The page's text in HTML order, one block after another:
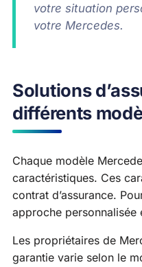
votre situation
votre Mercedes.
Solutions
différents
Chaque modèle
caractéristiques. Ces
contrat d’assurance.
approche personnalisée
Les propriétaires de
garantie varie selon le